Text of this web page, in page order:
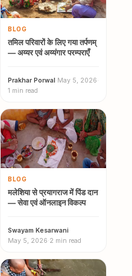
BLOG
तमिल परिवारों के लिए गया तर्पणम्
— अय्यर एवं अय्यंगार परम्पराएँ
Prakhar Porwal·May 5, 2026·
1 min read
BLOG
मलेशिया से प्रयागराज में पिंड दान
— सेवा एवं ऑनलाइन विकल्प
Swayam Kesarwani·
May 5, 2026·2 min read